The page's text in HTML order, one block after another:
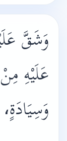
وَشَقَّ
عَلَيْهِ
وَسِيَادَةٍ،